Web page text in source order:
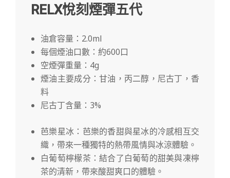
RELX悅刻煙彈五代
油倉容量：2.0ml
每個煙油口數：約600口
空煙彈重量：4g
煙油主要成分：甘油，丙二醇，尼古丁，香
料
尼古丁含量：3%
芭樂星冰：芭樂的香甜與星冰的冷感相互交
織，帶來一種獨特的熱帶風情與冰涼體驗。
白葡萄檸檬茶：結合了白葡萄的甜美與凍檸
茶的清新，帶來酸甜爽口的體驗。